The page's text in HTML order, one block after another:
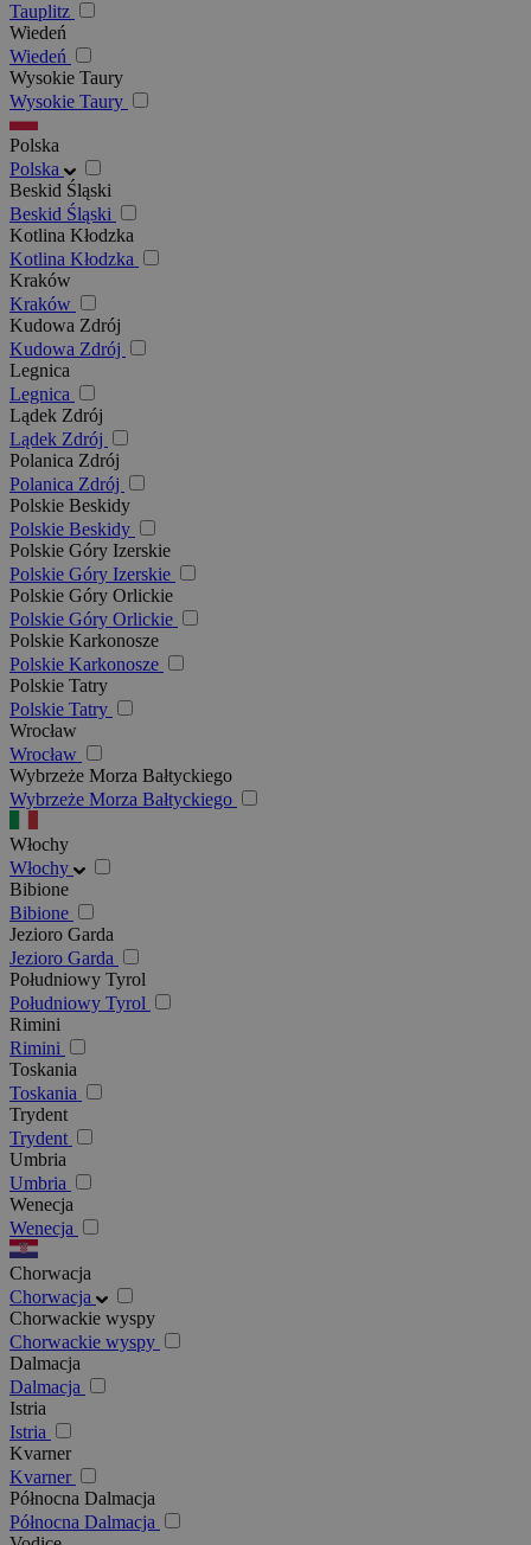
Tauplitz
Wiedeń
Wiedeń
Wysokie Taury
Wysokie Taury
Polska
Polska
Beskid Śląski
Beskid Śląski
Kotlina Kłodzka
Kotlina Kłodzka
Kraków
Kraków
Kudowa Zdrój
Kudowa Zdrój
Legnica
Legnica
Lądek Zdrój
Lądek Zdrój
Polanica Zdrój
Polanica Zdrój
Polskie Beskidy
Polskie Beskidy
Polskie Góry Izerskie
Polskie Góry Izerskie
Polskie Góry Orlickie
Polskie Góry Orlickie
Polskie Karkonosze
Polskie Karkonosze
Polskie Tatry
Polskie Tatry
Wrocław
Wrocław
Wybrzeże Morza Bałtyckiego
Wybrzeże Morza Bałtyckiego
Włochy
Włochy
Bibione
Bibione
Jezioro Garda
Jezioro Garda
Południowy Tyrol
Południowy Tyrol
Rimini
Rimini
Toskania
Toskania
Trydent
Trydent
Umbria
Umbria
Wenecja
Wenecja
Chorwacja
Chorwacja
Chorwackie wyspy
Chorwackie wyspy
Dalmacja
Dalmacja
Istria
Istria
Kvarner
Kvarner
Północna Dalmacja
Północna Dalmacja